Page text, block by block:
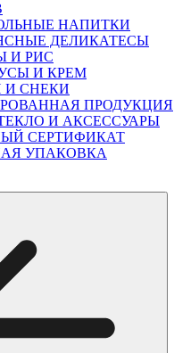
НАПИТКИ
ДЕЛИКАТЕСЫ
И РИС
И КРЕМ
И СНЕКИ
ПРОДУКЦИЯ
И АКСЕССУАРЫ
СЕРТИФИКАТ
УПАКОВКА